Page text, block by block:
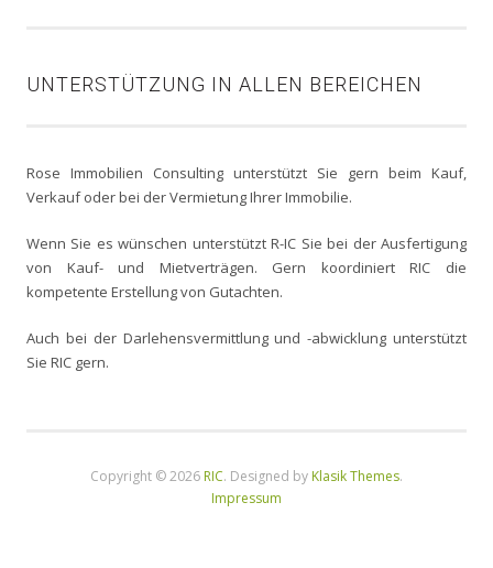
UNTERSTÜTZUNG IN ALLEN BEREICHEN
Rose Immobilien Consulting unterstützt Sie gern beim Kauf,
Verkauf oder bei der Vermietung Ihrer Immobilie.
Wenn Sie es wünschen unterstützt R-IC Sie bei der Ausfertigung
von Kauf- und Mietverträgen. Gern koordiniert RIC die
kompetente Erstellung von Gutachten.
Auch bei der Darlehensvermittlung und -abwicklung unterstützt
Sie RIC gern.
Copyright © 2026 RIC. Designed by Klasik Themes.
Impressum